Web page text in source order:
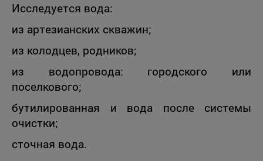
Исследуется вода:
из артезианских скважин;
из колодцев, родников;
из водопровода: городского или
поселкового;
бутилированная и вода после системы
очистки;
сточная вода.